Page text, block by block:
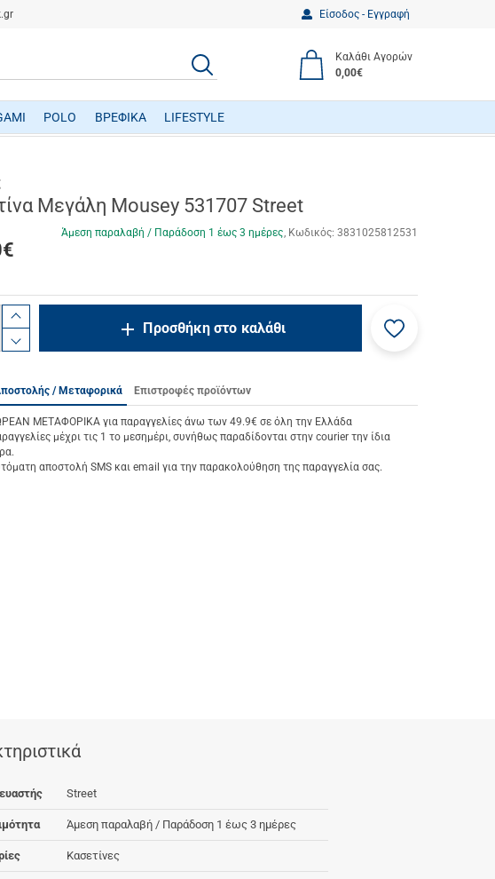
Είσοδος - Εγγραφή
ΑΝΑΖΗΤΗΣΗ
Καλάθι Αγορών
0,00€
POLO ΒΡΕΦΙΚΑ LIFESTYLE
Μεγάλη Mousey 531707 Street
Άμεση παραλαβή / Παράδoση 1 έως 3 ημέρες Κωδικός: 3831025812531
€
product.increase.quantity
product.decrease.quantity
Προσθήκη στο καλάθι
Προσθήκη
/ Μεταφορικά Επιστροφές προϊόντων
ΜΕΤΑΦΟΡΙΚΑ για παραγγελίες άνω των 49.9€ σε όλη την Ελλάδα
μέχρι τις 1 το μεσημέρι, συνήθως παραδίδονται στην courier την ίδια
αποστολή SMS και email για την παρακολούθηση της παραγγελία σας.
Street
Άμεση παραλαβή / Παράδoση 1 έως 3 ημέρες
Κασετίνες